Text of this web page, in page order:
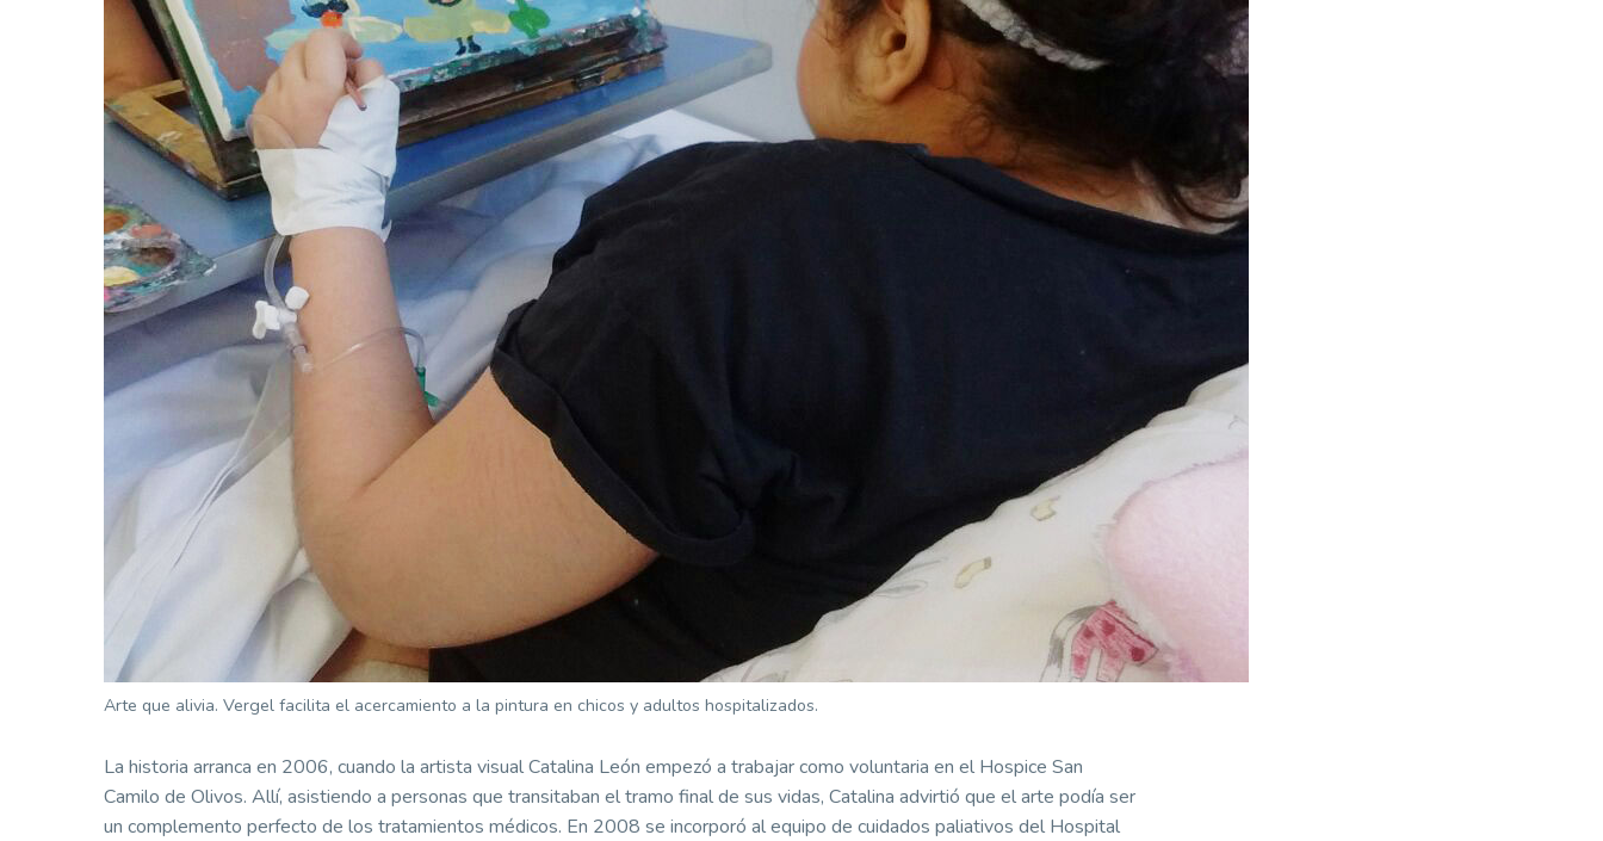
Arte que alivia. Vergel facilita el acercamiento a la pintura en chicos y adultos hospitalizados.
La historia arranca en 2006, cuando la artista visual Catalina León empezó a trabajar como voluntaria en el Hospice San
Camilo de Olivos. Allí, asistiendo a personas que transitaban el tramo final de sus vidas, Catalina advirtió que el arte podía ser
un complemento perfecto de los tratamientos médicos. En 2008 se incorporó al equipo de cuidados paliativos del Hospital